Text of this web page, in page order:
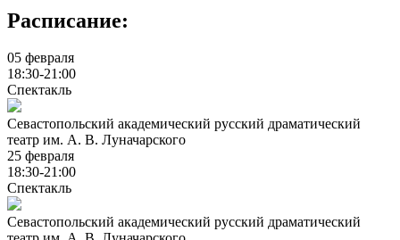
Расписание:
05 февраля
18:30-21:00
Спектакль
Севастопольский академический русский драматический
театр им. А. В. Луначарского
25 февраля
18:30-21:00
Спектакль
Севастопольский академический русский драматический